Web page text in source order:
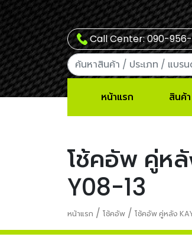
Call Center: 090-
หน้าแรก สินค้า
โช้คอัพ คู่หลั
Y08-13
หน้าแรก / โช้คอัพ / โช้คอัพ คู่หลัง